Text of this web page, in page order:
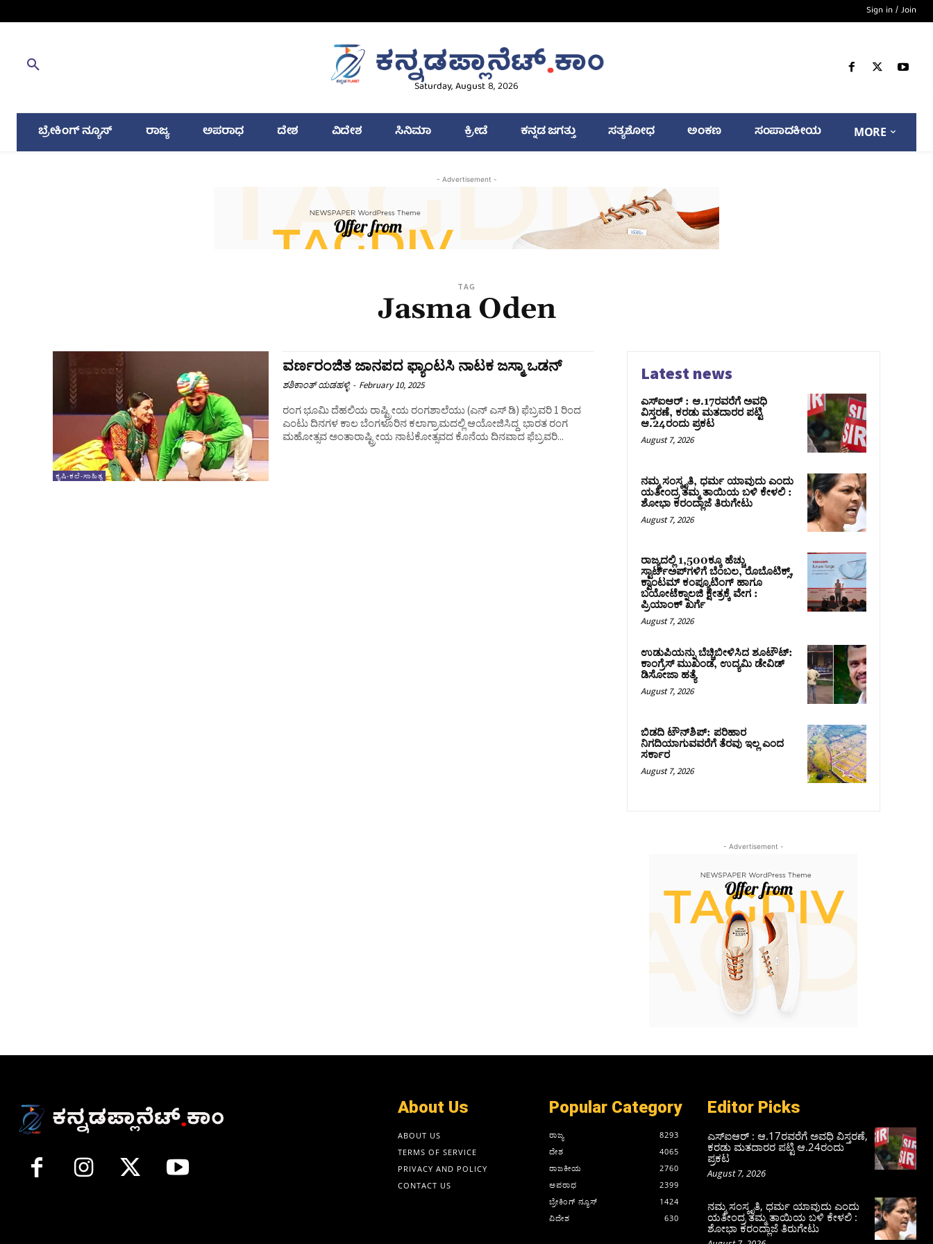
Sign in / Join
Saturday, August 8, 2026
ಬ್ರೇಕಿಂಗ್ ನ್ಯೂಸ್ ರಾಜ್ಯ ಅಪರಾಧ ದೇಶ ವಿದೇಶ ಸಿನಿಮಾ ಕ್ರೀಡೆ ಕನ್ನಡ ಜಗತ್ತು ಸತ್ಯಶೋಧ ಅಂಕಣ ಸಂಪಾದಕೀಯ MORE
- Advertisement -
TAG
Jasma Oden
ಕೃಷಿ-ಕಲೆ-ಸಾಹಿತ್ಯ
ವರ್ಣರಂಜಿತ ಜಾನಪದ ಫ್ಯಾಂಟಸಿ ನಾಟಕ ಜಸ್ಮಾ ಒಡನ್
ಶಶಿಕಾಂತ್ ಯಡಹಳ್ಳಿ - February 10, 2025
ರಂಗ ಭೂಮಿ ದೆಹಲಿಯ ರಾಷ್ಟ್ರೀಯ ರಂಗಶಾಲೆಯು (ಎನ್ ಎಸ್ ಡಿ) ಫೆಬ್ರವರಿ 1 ರಿಂದ
ಎಂಟು ದಿನಗಳ ಕಾಲ ಬೆಂಗಳೂರಿನ ಕಲಾಗ್ರಾಮದಲ್ಲಿ ಆಯೋಜಿಸಿದ್ದ ಭಾರತ ರಂಗ
ಮಹೋತ್ಸವ ಅಂತಾರಾಷ್ಟ್ರೀಯ ನಾಟಕೋತ್ಸವದ ಕೊನೆಯ ದಿನವಾದ ಫೆಬ್ರವರಿ...
Latest news
ಎಸ್‌ಐಆರ್‌ : ಆ.17ರವರೆಗೆ ಅವಧಿ
ವಿಸ್ತರಣೆ, ಕರಡು ಮತದಾರರ ಪಟ್ಟಿ
ಆ.24ರಂದು ಪ್ರಕಟ
August 7, 2026
ನಮ್ಮ ಸಂಸ್ಕೃತಿ, ಧರ್ಮ ಯಾವುದು ಎಂದು
ಯತೀಂದ್ರ ತಮ್ಮ ತಾಯಿಯ ಬಳಿ ಕೇಳಲಿ :
ಶೋಭಾ ಕರಂದ್ಲಾಜೆ ತಿರುಗೇಟು
August 7, 2026
ರಾಜ್ಯದಲ್ಲಿ 1,500ಕ್ಕೂ ಹೆಚ್ಚು
ಸ್ಟಾರ್ಟ್‌ಅಪ್‌ಗಳಿಗೆ ಬೆಂಬಲ, ರೊಬೊಟಿಕ್ಸ್,
ಕ್ವಾಂಟಮ್ ಕಂಪ್ಯೂಟಿಂಗ್ ಹಾಗೂ
ಬಯೋಟೆಕ್ನಾಲಜಿ ಕ್ಷೇತ್ರಕ್ಕೆ ವೇಗ :
ಪ್ರಿಯಾಂಕ್‌ ಖರ್ಗೆ
August 7, 2026
ಉಡುಪಿಯನ್ನು ಬೆಚ್ಚಿಬೀಳಿಸಿದ ಶೂಟೌಟ್‌:
ಕಾಂಗ್ರೆಸ್‌ ಮುಖಂಡ, ಉದ್ಯಮಿ ಡೇವಿಡ್
ಡಿಸೋಜಾ ಹತ್ಯೆ
August 7, 2026
ಬಿಡದಿ ಟೌನ್‌ಶಿಪ್‌: ಪರಿಹಾರ
ನಿಗದಿಯಾಗುವವರೆಗೆ ತೆರವು ಇಲ್ಲ ಎಂದ
ಸರ್ಕಾರ
August 7, 2026
- Advertisement -
About Us
ABOUT US
TERMS OF SERVICE
PRIVACY AND POLICY
CONTACT US
Popular Category
ರಾಜ್ಯ
8293
ದೇಶ
4065
ರಾಜಕೀಯ
2760
ಅಪರಾಧ
2399
ಬ್ರೇಕಿಂಗ್ ನ್ಯೂಸ್
1424
ವಿದೇಶ
630
Editor Picks
ಎಸ್‌ಐಆರ್‌ : ಆ.17ರವರೆಗೆ ಅವಧಿ ವಿಸ್ತರಣೆ,
ಕರಡು ಮತದಾರರ ಪಟ್ಟಿ ಆ.24ರಂದು
ಪ್ರಕಟ
August 7, 2026
ನಮ್ಮ ಸಂಸ್ಕೃತಿ, ಧರ್ಮ ಯಾವುದು ಎಂದು
ಯತೀಂದ್ರ ತಮ್ಮ ತಾಯಿಯ ಬಳಿ ಕೇಳಲಿ :
ಶೋಭಾ ಕರಂದ್ಲಾಜೆ ತಿರುಗೇಟು